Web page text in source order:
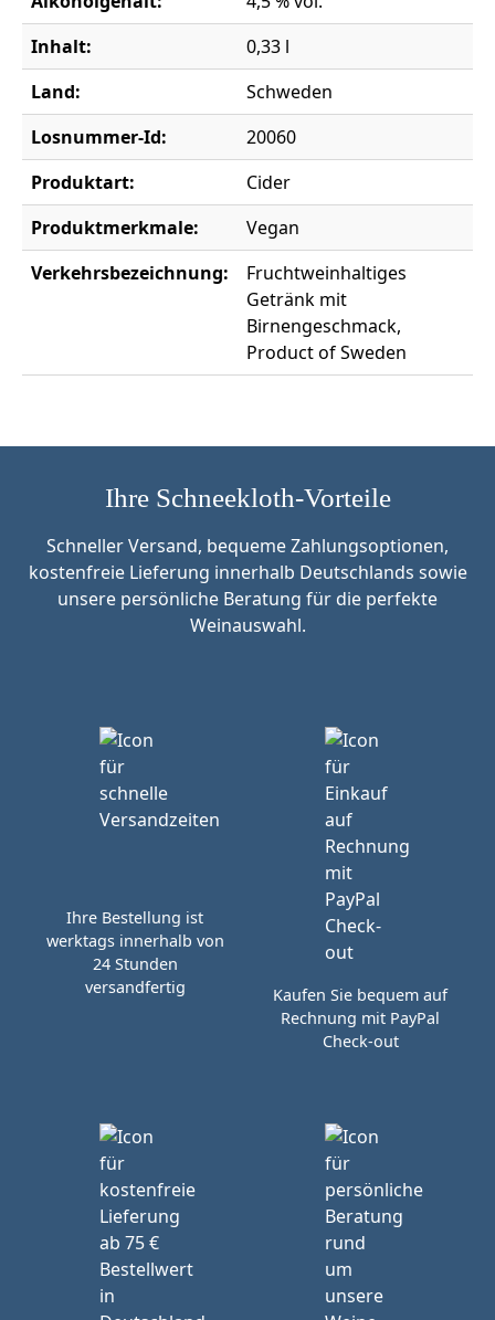
Inhalt:
0,33 l
Land:
Schweden
Losnummer-Id:
20060
Produktart:
Cider
Produktmerkmale:
Vegan
Verkehrsbezeichnung:
Fruchtweinhaltiges
Getränk mit
Birnengeschmack,
Product of Sweden
Ihre Schneekloth-Vorteile
Schneller Versand, bequeme Zahlungsoptionen,
kostenfreie Lieferung innerhalb Deutschlands sowie
unsere persönliche Beratung für die perfekte
Weinauswahl.
Ihre Bestellung ist
werktags innerhalb von
24 Stunden
versandfertig
Kaufen Sie bequem auf
Rechnung mit PayPal
Check-out